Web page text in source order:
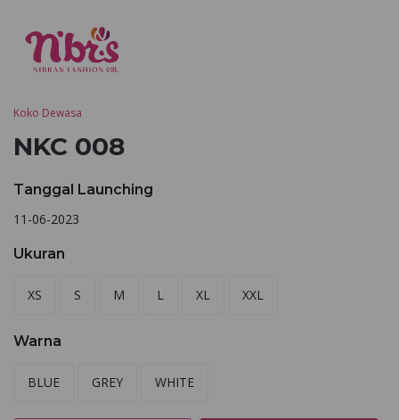
Koko Dewasa
NKC 008
Tanggal Launching
11-06-2023
Ukuran
XS S M L XL XXL
Warna
BLUE GREY WHITE